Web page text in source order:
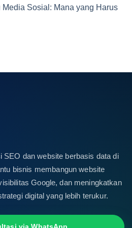
Media Sosial: Mana yang Harus
SEO dan website berbasis data di
bisnis membangun website
Google, dan meningkatkan
digital yang lebih terukur.